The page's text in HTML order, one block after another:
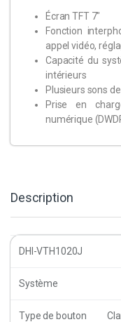
Écran TFT 7″
Fonction
appel vidéo,
Capacité du
intérieurs
Plusieurs sons
Prise en
numérique
Description
DHI-VTH1020J
Système
Type de bouton